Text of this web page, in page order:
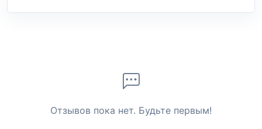
Отзывов пока нет. Будьте первым!